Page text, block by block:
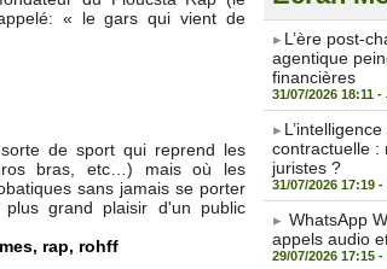
« le gars qui vient de
de sport qui reprend les
bras, etc…) mais où les
sans jamais se porter
grand plaisir d'un public
, rap, rohff
​L’ère post-
agentique
financières
31/07/2026 18:11 -
contractuelle :
juristes ?
31/07/2026 17:19 -
WhatsApp
appels audio
29/07/2026 17:15 -